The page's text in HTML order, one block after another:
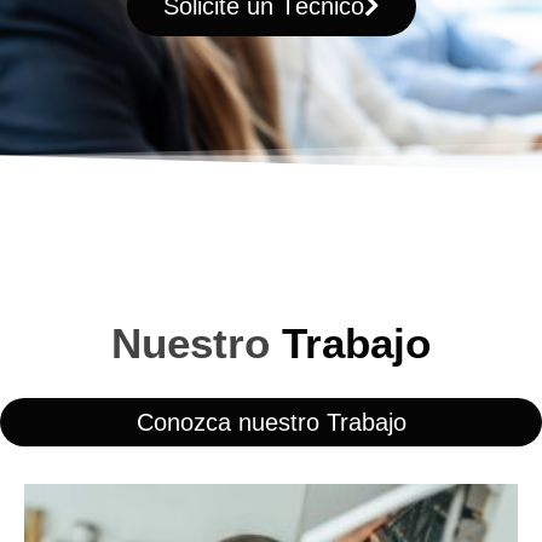
Solicite un Técnico
Nuestro Trabajo
Conozca nuestro Trabajo